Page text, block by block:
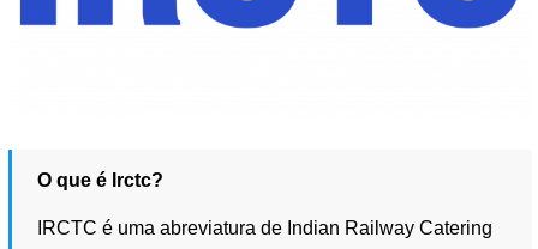
O que é Irctc?
IRCTC é uma abreviatura de Indian Railway Catering